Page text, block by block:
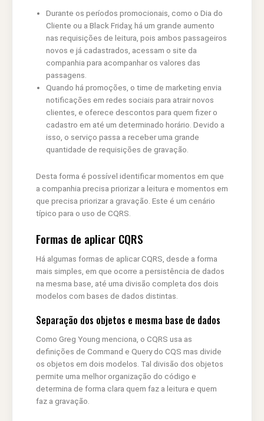
Durante os períodos promocionais, como o Dia do
Cliente ou a Black Friday, há um grande aumento
nas requisições de leitura, pois ambos passageiros
novos e já cadastrados, acessam o site da
companhia para acompanhar os valores das
passagens.
Quando há promoções, o time de marketing envia
notificações em redes sociais para atrair novos
clientes, e oferece descontos para quem fizer o
cadastro em até um determinado horário. Devido a
isso, o serviço passa a receber uma grande
quantidade de requisições de gravação.
Desta forma é possível identificar momentos em que
a companhia precisa priorizar a leitura e momentos em
que precisa priorizar a gravação. Este é um cenário
típico para o uso de CQRS.
Formas de aplicar CQRS
Há algumas formas de aplicar CQRS, desde a forma
mais simples, em que ocorre a persistência de dados
na mesma base, até uma divisão completa dos dois
modelos com bases de dados distintas.
Separação dos objetos e mesma base de dados
Como Greg Young menciona, o CQRS usa as
definições de Command e Query do CQS mas divide
os objetos em dois modelos. Tal divisão dos objetos
permite uma melhor organização do código e
determina de forma clara quem faz a leitura e quem
faz a gravação.